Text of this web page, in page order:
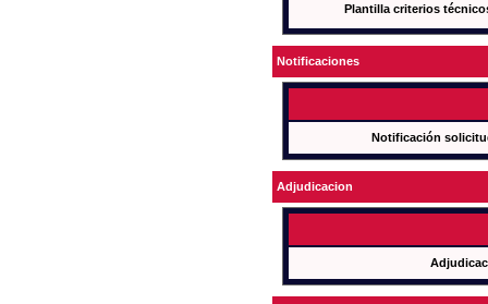
Plantilla criterios
Notificaciones
Notificación
Adjudicacion